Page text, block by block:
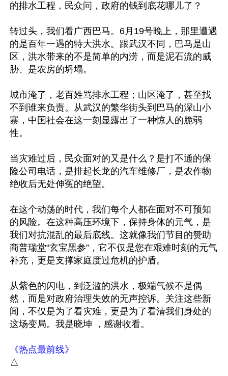
的排水工程，民众问，政府的钱到底花哪儿了？
转过头，我们看广西巴马。6月19号晚上，那里遭遇
的是百年一遇的特大洪水。跟武汉不同，巴马是山
区，洪水带来的不是简单的内涝，而是泥石流的威
胁、是农房的坍塌。
城市淹了，老百姓骂排水工程；山区淹了，甚至找
不到谁来负责。从武汉的繁华街头到巴马的深山小
寨，中国社会在这一刻显露出了一种惊人的脆弱
性。
当灾难过后，民众面对的又是什么？是打不通的保
险公司电话，是排起长龙的汽车维修厂，是农作物
绝收后无处伸冤的绝望。
在这个动荡的时代，我们每个人都在面对不可预知
的风险。在这种高压环境下，保持身体的元气，是
我们对抗混乱的最后底线。这就像我们节目的赞助
商普瑞堂“玄宝黑参”，它不仅是您在艰难时刻的元气
补充，更是支撑家庭度过危机的护盾。
从紫色的闪电，到泛滥的洪水，极端气候不是偶
然，而是对政府治理失效的无声控诉。关注这些新
闻，不仅是为了看灾难，更是为了看清我们身处的
这场变局。我是晓坤 ，感谢收看。
《热点最前线》